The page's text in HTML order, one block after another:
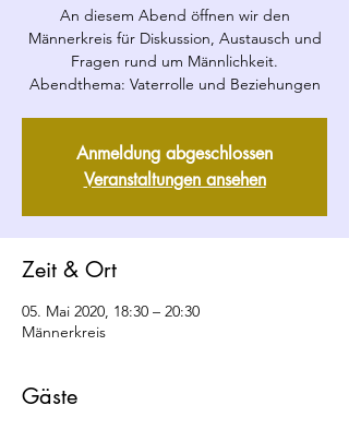
An diesem Abend öffnen wir den
Männerkreis für Diskussion, Austausch und
Fragen rund um Männlichkeit.
Abendthema: Vaterrolle und Beziehungen
Anmeldung abgeschlossen
Veranstaltungen ansehen
Zeit & Ort
05. Mai 2020, 18:30 – 20:30
Männerkreis
Gäste